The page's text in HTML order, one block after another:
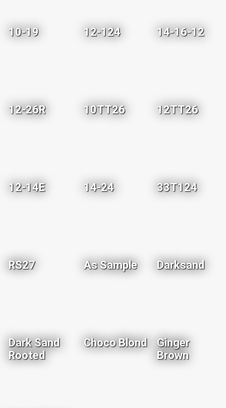
10-19 12-124 14-16-12
12-26R 10TT26 12TT26
12-14E 14-24 33T124
RS27 As Sample Darksand
Dark Sand
Rooted
Choco Blond
Ginger
Brown